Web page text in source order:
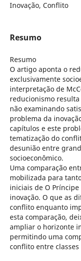
Inovação, Conflito
Resumo
Resumo
O artigo aponta o
exclusivamente
interpretação de
reducionismo
não examinando
problema da
capítulos e este
tematização do
desunião entre
socioeconômico.
Uma comparação
mobilizada para
iniciais de O
inovação. O que as
conflito enquanto
esta comparação,
ampliar o horizonte
permitindo uma
conflito entre